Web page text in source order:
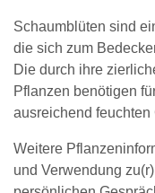
Schaumblüten sind
die sich zum
Die durch ihre
Pflanzen benötigen
ausreichend feuchten
Weitere
und Verwendung zu(r)